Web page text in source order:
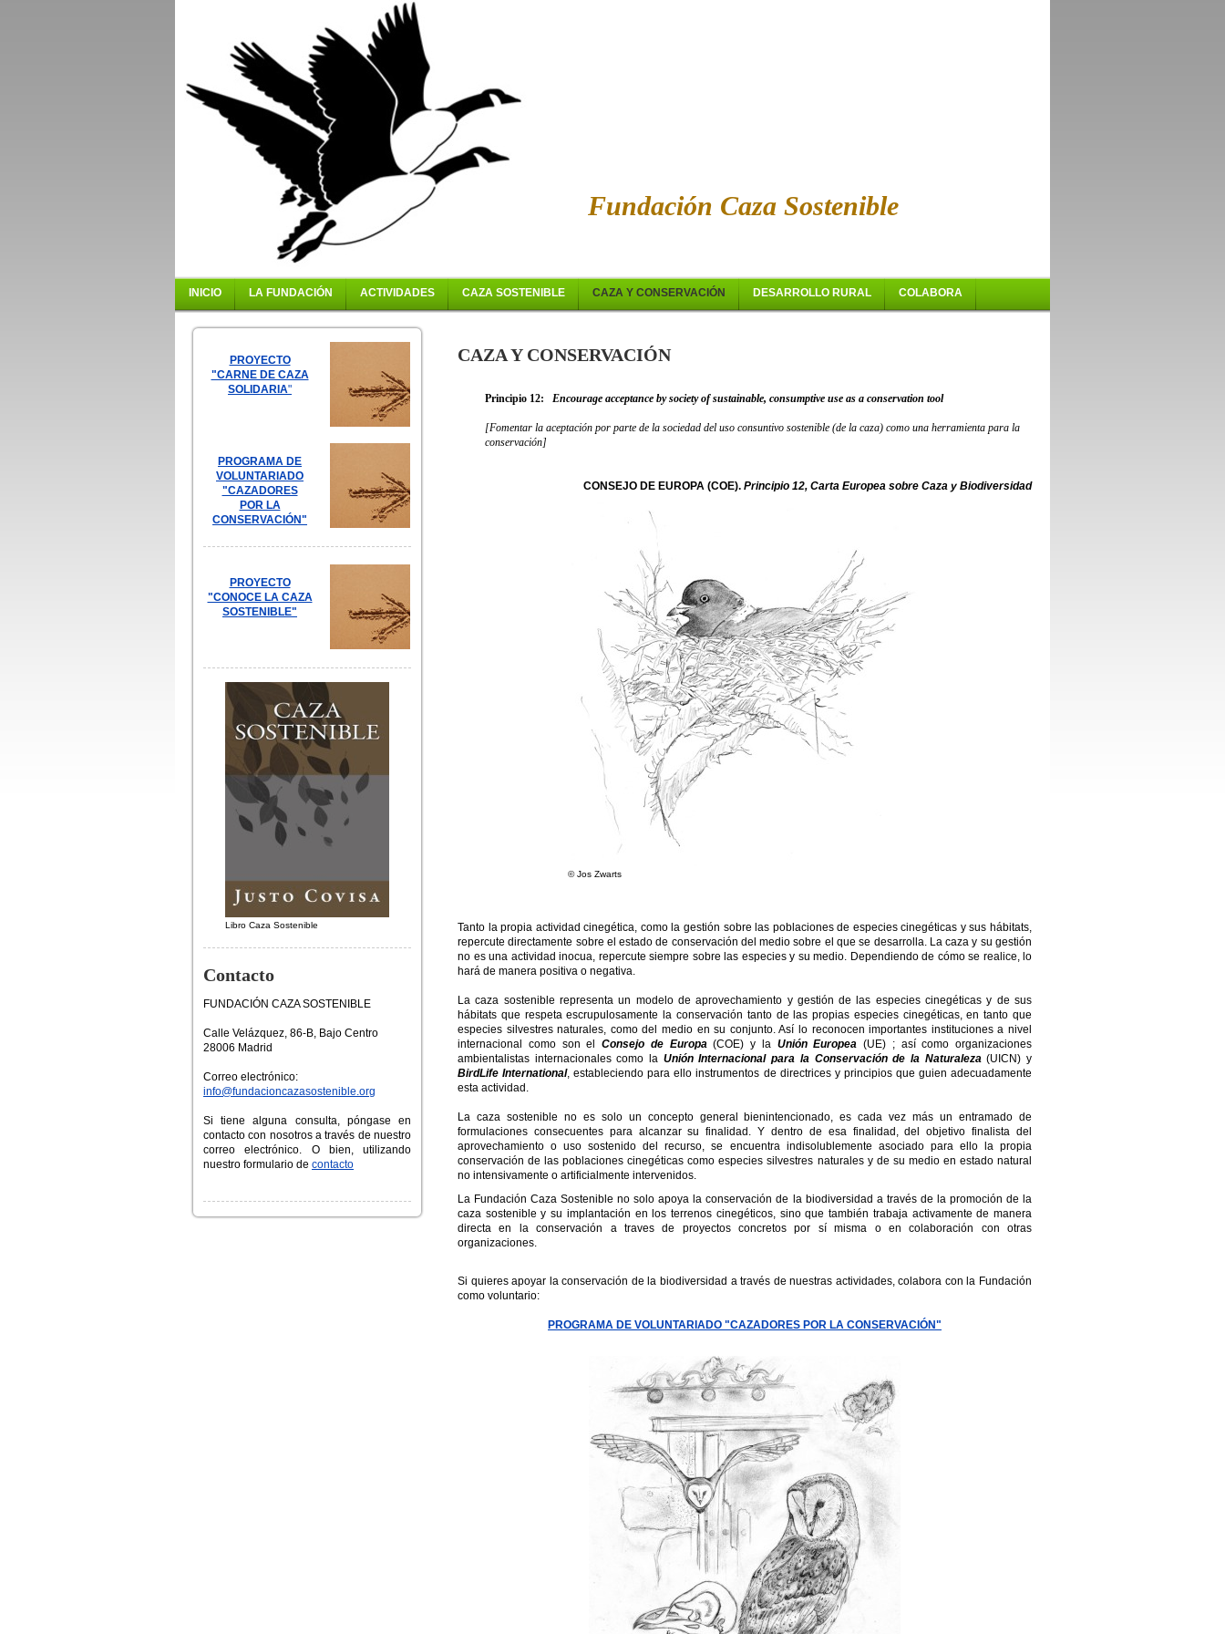
Fundación Caza Sostenible
INICIO LA FUNDACIÓN ACTIVIDADES CAZA SOSTENIBLE CAZA Y CONSERVACIÓN DESARROLLO RURAL COLABORA
PROYECTO
"CARNE DE CAZA
SOLIDARIA"
PROGRAMA DE
VOLUNTARIADO
"CAZADORES
POR LA
CONSERVACIÓN"
PROYECTO
"CONOCE LA CAZA
SOSTENIBLE"
Libro Caza Sostenible
Contacto
FUNDACIÓN CAZA SOSTENIBLE
Calle Velázquez, 86-B, Bajo Centro
28006 Madrid
Correo electrónico:
info@fundacioncazasostenible.org
Si tiene alguna consulta, póngase en
contacto con nosotros a través de nuestro
correo electrónico. O bien, utilizando
nuestro formulario de contacto
CAZA Y CONSERVACIÓN
Principio 12: Encourage acceptance by society of sustainable, consumptive use as a conservation tool
[Fomentar la aceptación por parte de la sociedad del uso consuntivo sostenible (de la caza) como una herramienta para la
conservación]
CONSEJO DE EUROPA (COE). Principio 12, Carta Europea sobre Caza y Biodiversidad
© Jos Zwarts
Tanto la propia actividad cinegética, como la gestión sobre las poblaciones de especies cinegéticas y sus hábitats,
repercute directamente sobre el estado de conservación del medio sobre el que se desarrolla. La caza y su gestión
no es una actividad inocua, repercute siempre sobre las especies y su medio. Dependiendo de cómo se realice, lo
hará de manera positiva o negativa.
La caza sostenible representa un modelo de aprovechamiento y gestión de las especies cinegéticas y de sus
hábitats que respeta escrupulosamente la conservación tanto de las propias especies cinegéticas, en tanto que
especies silvestres naturales, como del medio en su conjunto. Así lo reconocen importantes instituciones a nivel
internacional como son el Consejo de Europa (COE) y la Unión Europea (UE) ; así como organizaciones
ambientalistas internacionales como la Unión Internacional para la Conservación de la Naturaleza(UICN) y
BirdLife International, estableciendo para ello instrumentos de directrices y principios que guien adecuadamente
esta actividad.
La caza sostenible no es solo un concepto general bienintencionado, es cada vez más un entramado de
formulaciones consecuentes para alcanzar su finalidad. Y dentro de esa finalidad, del objetivo finalista del
aprovechamiento o uso sostenido del recurso, se encuentra indisolublemente asociado para ello la propia
conservación de las poblaciones cinegéticas como especies silvestres naturales y de su medio en estado natural
no intensivamente o artificialmente intervenidos.
La Fundación Caza Sostenible no solo apoya la conservación de la biodiversidad a través de la promoción de la
caza sostenible y su implantación en los terrenos cinegéticos, sino que también trabaja activamente de manera
directa en la conservación a traves de proyectos concretos por sí misma o en colaboración con otras
organizaciones.
Si quieres apoyar la conservación de la biodiversidad a través de nuestras actividades, colabora con la Fundación
como voluntario:
PROGRAMA DE VOLUNTARIADO "CAZADORES POR LA CONSERVACIÓN"